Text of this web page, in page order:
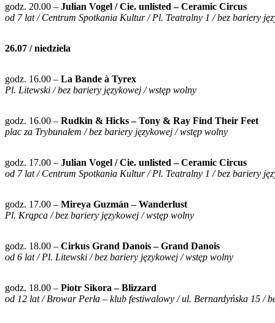
godz. 20.00 – Julian Vogel / Cie. unlisted – Ceramic Circus
od 7 lat / Centrum Spotkania Kultur / Pl. Teatralny 1 / bez bariery
26.07 / niedziela
godz. 16.00 – La Bande à Tyrex
Pl. Litewski / bez bariery językowej / wstęp wolny
godz. 16.00 – Rudkin & Hicks – Tony & Ray Find Their Feet
plac za Trybunałem / bez bariery językowej / wstęp wolny
godz. 17.00 – Julian Vogel / Cie. unlisted – Ceramic Circus
od 7 lat / Centrum Spotkania Kultur / Pl. Teatralny 1 / bez bariery
godz. 17.00 – Mireya Guzmán – Wanderlust
Pl. Krąpca / bez bariery językowej / wstęp wolny
godz. 18.00 – Cirkus Grand Danois – Grand Danois
od 6 lat / Pl. Litewski / bez bariery językowej / wstęp wolny
godz. 18.00 – Piotr Sikora – Blizzard
od 12 lat / Browar Perła – klub festiwalowy / ul. Bernardyńska 15 /